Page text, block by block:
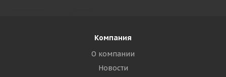
Компания
О компании
Новости